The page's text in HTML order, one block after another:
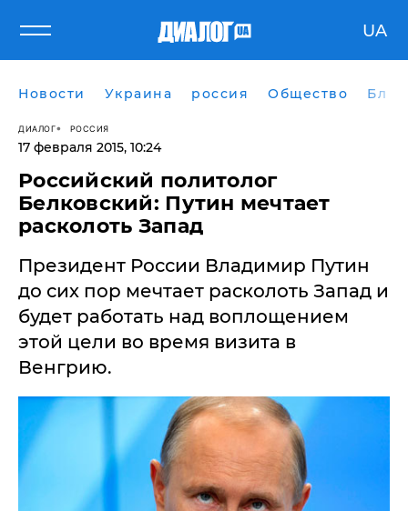
UA
Новости Украина россия Общество
ДИАЛОГ РОССИЯ
17 февраля 2015, 10:24
Российский политолог
Белковский: Путин мечтает
расколоть Запад
Президент России Владимир Путин
до сих пор мечтает расколоть Запад и
будет работать над воплощением
этой цели во время визита в
Венгрию.